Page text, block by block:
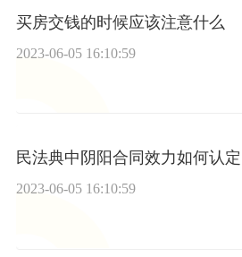
买房交钱的时候应该注意什么
2023-06-05 16:10:59
民法典中阴阳合同效力如何认定
2023-06-05 16:10:59